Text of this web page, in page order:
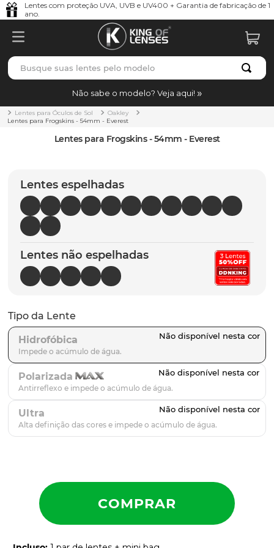
Lentes com proteção UVA, UVB e UV400 + Garantia de fabricação de 1
ano.
Busque suas lentes pelo modelo
Não sabe o modelo? Veja aqui!
Lentes para Óculos de Sol
Oakley
Lentes para Frogskins - 54mm - Everest
Lentes para Frogskins - 54mm - Everest
Lentes espelhadas
Lentes não espelhadas
Tipo da Lente
Hidrofóbica
Polarizada
Ultra
TERMOS MAIS BUSCADOS
1º borrachas
holbrook
5º chaves
6º t-shock
7º gasket
8º parafusos
9º latch